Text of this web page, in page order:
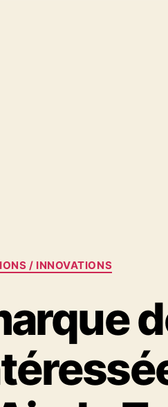
Catégories
/ INNOVATIONS